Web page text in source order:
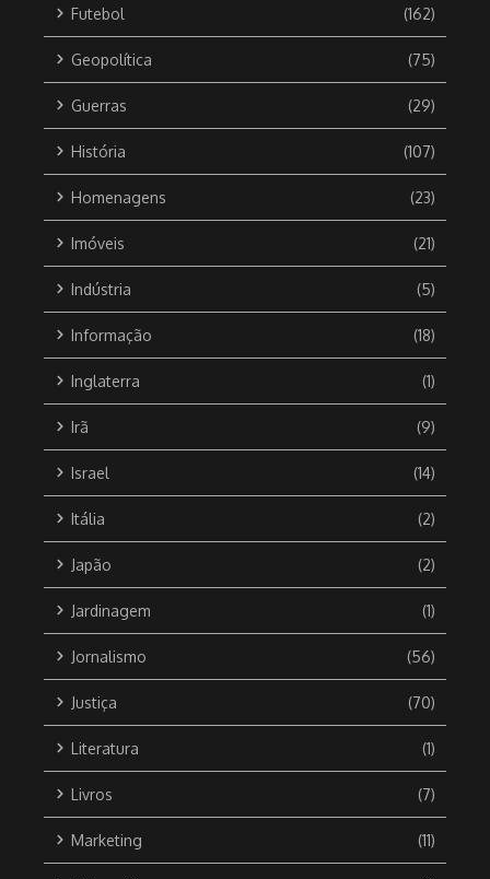
Futebol (162)
Geopolítica (75)
Guerras (29)
História (107)
Homenagens (23)
Imóveis (21)
Indústria (5)
Informação (18)
Inglaterra (1)
Irã (9)
Israel (14)
Itália (2)
Japão (2)
Jardinagem (1)
Jornalismo (56)
Justiça (70)
Literatura (1)
Livros (7)
Marketing (11)